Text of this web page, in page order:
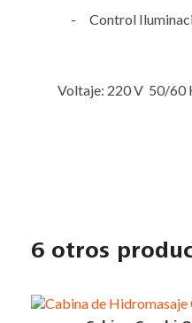
- Control
Voltaje: 220 V 50/60
6 otros